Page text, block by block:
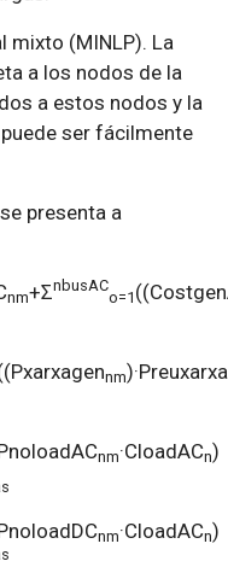
mixto (MINLP). La
a los nodos de la
a estos nodos y la
ser fácilmente
presenta a
nm+ΣnbusAC
o=1
nm)·Preuxarxa
nm·CloadACn)
nm·CloadACn)